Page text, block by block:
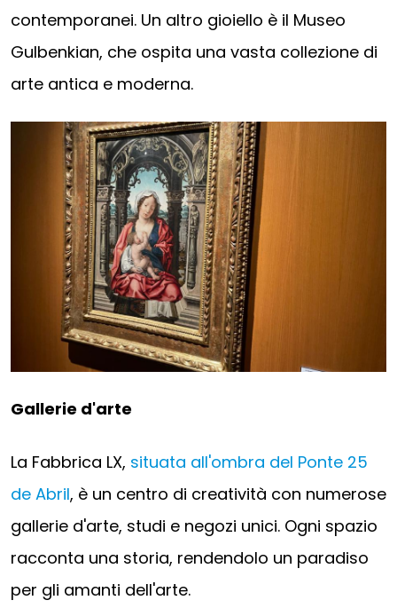
contemporanei. Un altro gioiello è il Museo
Gulbenkian, che ospita una vasta collezione di
arte antica e moderna.
Gallerie d'arte
La Fabbrica LX, situata all'ombra del Ponte 25
de Abril, è un centro di creatività con numerose
gallerie d'arte, studi e negozi unici. Ogni spazio
racconta una storia, rendendolo un paradiso
per gli amanti dell'arte.